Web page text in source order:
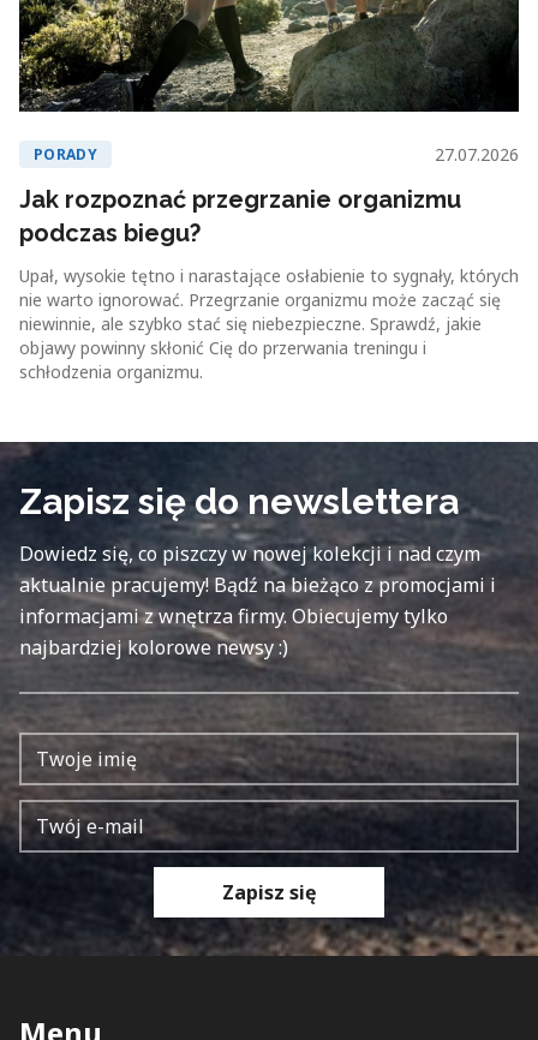
PORADY 27.07.2026
Jak rozpoznać przegrzanie organizmu
podczas biegu?
Upał, wysokie tętno i narastające osłabienie to sygnały, których
nie warto ignorować. Przegrzanie organizmu może zacząć się
niewinnie, ale szybko stać się niebezpieczne. Sprawdź, jakie
objawy powinny skłonić Cię do przerwania treningu i
schłodzenia organizmu.
Zapisz się do newslettera
Dowiedz się, co piszczy w nowej kolekcji i nad czym
aktualnie pracujemy! Bądź na bieżąco z promocjami i
informacjami z wnętrza firmy. Obiecujemy tylko
najbardziej kolorowe newsy :)
Zapisz się